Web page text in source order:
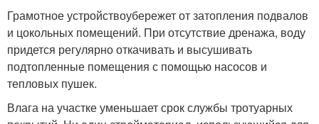
Грамотное устройствоубережет от затопления подвалов
и цокольных помещений. При отсутствие дренажа, воду
придется регулярно откачивать и высушивать
подтопленные помещения с помощью насосов и
тепловых пушек.
Влага на участке уменьшает срок службы тротуарных